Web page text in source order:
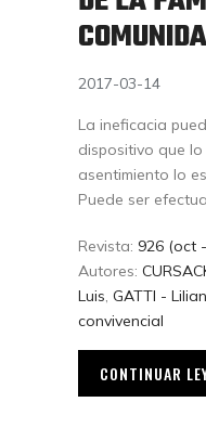
2017-03-14
La ineficacia
dispositivo que
asentimiento lo
Puede ser
Revista: 926 (oct
Autores:
Luis, GATTI -
convivencial
CONTINUAR